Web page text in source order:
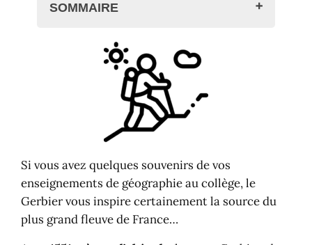
SOMMAIRE
Le Mont Gerbier de Jonc, star
ardéchoise
Présentation en vidéo
Photos du mont Gerbier de Jonc
Randonnée : tour du Gerbier
Voir aussi
Si vous avez quelques souvenirs de vos
enseignements de géographie au collège, le
Gerbier vous inspire certainement la source du
plus grand fleuve de France…